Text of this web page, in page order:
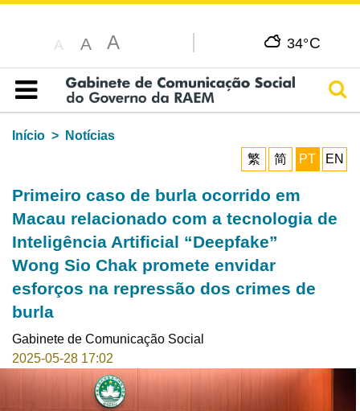
A A A 34°C
Índice
Início
Notícias
繁
简 PT EN
Primeiro caso de burla ocorrido em
Macau relacionado com a tecnologia de
Inteligência Artificial “Deepfake”
Wong Sio Chak promete envidar
esforços na repressão dos crimes de
burla
Gabinete de Comunicação Social
2025-05-28 17:02